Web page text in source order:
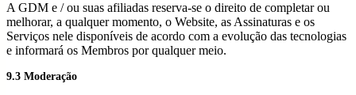
A GDM e / ou suas afiliadas reserva-se o direito de completar ou
melhorar, a qualquer momento, o Website, as Assinaturas e os
Serviços nele disponíveis de acordo com a evolução das tecnologias
e informará os Membros por qualquer meio.
9.3 Moderação